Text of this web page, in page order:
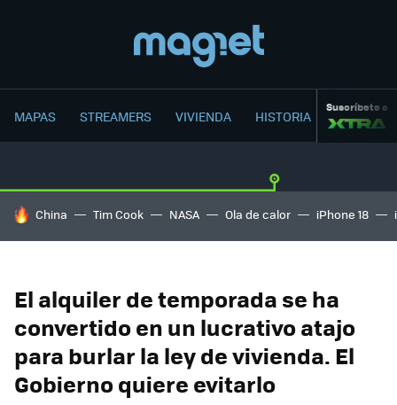
MAPAS STREAMERS VIVIENDA HISTORIA Suscríbete a
HOY SE HABLA DE
China Tim Cook NASA Ola de calor iPhone 18
El alquiler de temporada se ha
convertido en un lucrativo atajo
para burlar la ley de vivienda. El
Gobierno quiere evitarlo